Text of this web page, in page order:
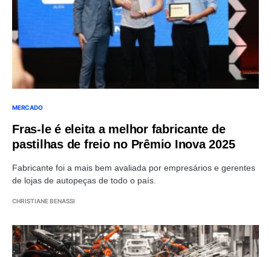
MERCADO
Fras-le é eleita a melhor fabricante de
pastilhas de freio no Prêmio Inova 2025
Fabricante foi a mais bem avaliada por empresários e gerentes
de lojas de autopeças de todo o país.
CHRISTIANE BENASSI